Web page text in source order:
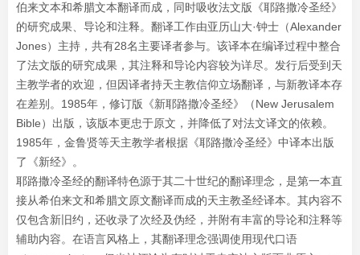
伯来文本和希腊文本翻译而成，同时吸收法文版《耶路撒冷圣经》
的研究成果、导论和注释。翻译工作由亚历山大·钟士（Alexander
Jones）主持，共有28名主要译者参与。该译本在编译过程中整合
了法文版的研究成果，其注释和导论内容较为详尽。发行后受到天
主教学者的欢迎，但因译者持天主教信仰立场翻译，与新教译本存
在差别。1985年，修订版《新耶路撒冷圣经》（New Jerusalem
Bible）出版，该版本更忠于原文，并降低了对法文译文的依赖。
1985年，金鲁贤等天主教学者根据《耶路撒冷圣经》中译本出版
了《新经》。
耶路撒冷圣经的翻译特色源于其二十世纪的翻译理念，是第一本直
接从希伯来文和希腊文原文翻译而成的天主教圣经译本。其内容不
仅包含新旧约，还收录了次经及伪经，并附有丰富的导论和注释等
辅助内容。在语言风格上，其翻译理念强调使用现代口语